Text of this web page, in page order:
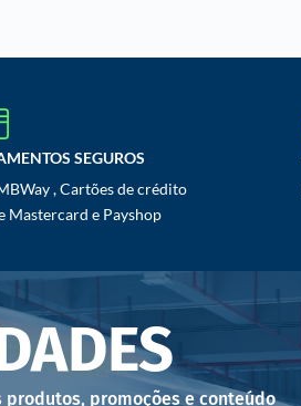
SEGUROS
, Cartões de crédito
Mastercard e Payshop
promoções e conteúdo